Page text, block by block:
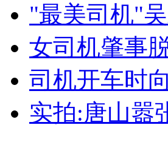
外交部：反对强权政治霸凌主义
外交部：有关国家言论片面不公
安徽一实载49人客车翻车
"最美司机"
女司机肇事
司机开车时
实拍:唐山嚣